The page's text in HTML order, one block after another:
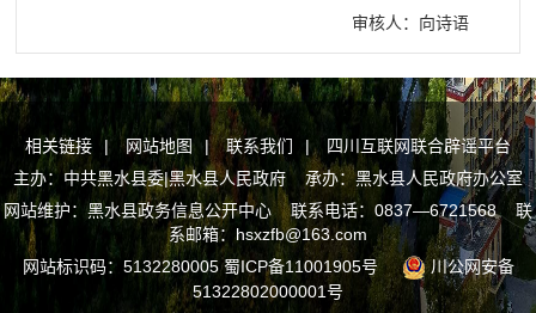
审核人：向诗语
相关链接 | 网站地图 | 联系我们 |
四川互联网联合辟谣平台
主办：中共黑水县委|黑水县人民政府 承办：黑水县人民政府办公室
网站维护：黑水县政务信息公开中心 联系电话：0837—6721568 联
系邮箱：hsxzfb@163.com
网站标识码：5132280005蜀ICP备11001905号
川公网安备
51322802000001号